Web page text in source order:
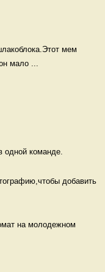
мем
мало ...
одной команде.
добавить
на молодежном